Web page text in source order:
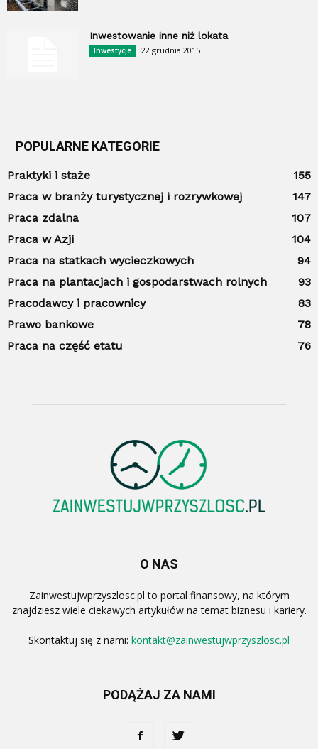
Inwestowanie inne niż lokata
Inwestycje 22 grudnia 2015
POPULARNE KATEGORIE
Praktyki i staże
155
Praca w branży turystycznej i rozrywkowej
147
Praca zdalna
107
Praca w Azji
104
Praca na statkach wycieczkowych
94
Praca na plantacjach i gospodarstwach rolnych
93
Pracodawcy i pracownicy
83
Prawo bankowe
78
Praca na część etatu
76
O NAS
Zainwestujwprzyszlosc.pl to portal finansowy, na którym
znajdziesz wiele ciekawych artykułów na temat biznesu i kariery.
Skontaktuj się z nami: kontakt@zainwestujwprzyszlosc.pl
PODĄŻAJ ZA NAMI